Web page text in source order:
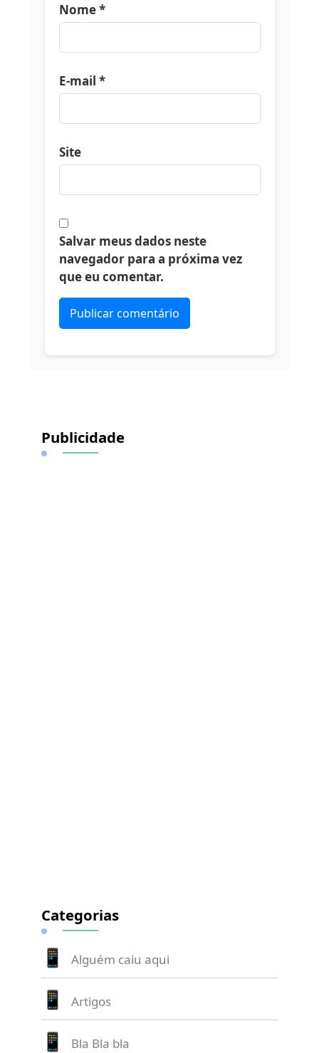
Nome*
E-mail *
Site
Salvar meus dados neste
navegador para a próxima vez
que eu comentar.
Publicidade
Categorias
Alguém caiu aqui
Artigos
Bla Bla bla